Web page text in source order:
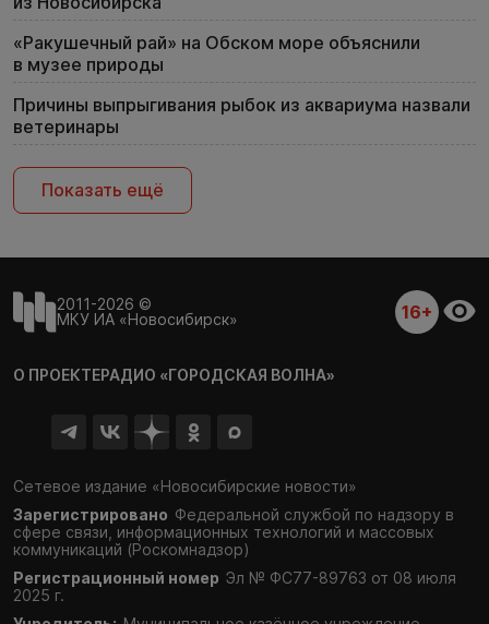
«Ракушечный рай» на Обском море объяснили
в музее природы
Причины выпрыгивания рыбок из аквариума назвали
ветеринары
Показать ещё
2011-2026 ©
МКУ ИА «Новосибирск»
16+
О ПРОЕКТЕРАДИО «ГОРОДСКАЯ ВОЛНА»
Сетевое издание «Новосибирские новости»
Зарегистрировано Федеральной службой по надзору в
сфере связи, информационных технологий и массовых
коммуникаций (Роскомнадзор)
Регистрационный номер Эл № ФС77-89763 от 08 июля
2025 г.